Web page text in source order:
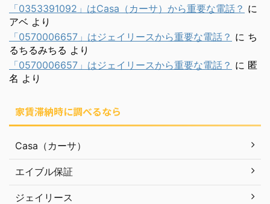
「0353391092」はCasa（カーサ）から重要な電話？ に
アベ より
「0570006657」はジェイリースから重要な電話？ に ち
るちるみちる より
「0570006657」はジェイリースから重要な電話？ に 匿
名 より
家賃滞納時に調べるなら
Casa（カーサ）
エイブル保証
ジェイリース